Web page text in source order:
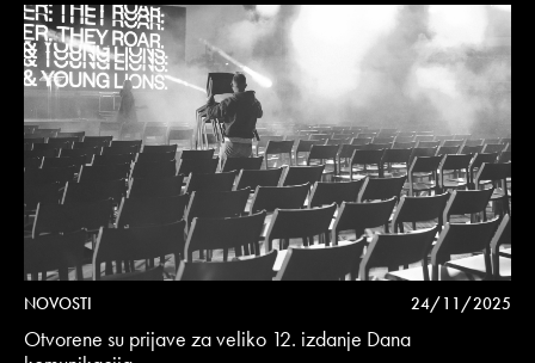
NOVOSTI 24/11/2025
Otvorene su prijave za veliko 12. izdanje Dana